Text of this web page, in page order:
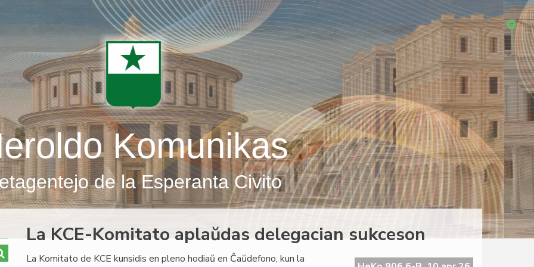
Komunikas
de la Esperanta Civito
La KCE-Komitato aplaŭdas delegacian sukceson
La Komitato de KCE kunsidis en pleno hodiaŭ en Ĉaŭdefono, kun la